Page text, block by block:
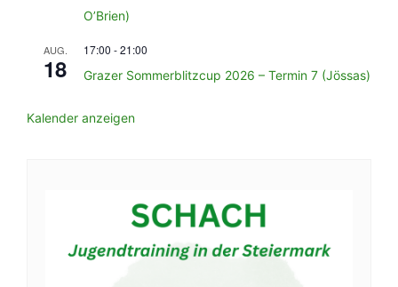
O’Brien)
AUG.
18
17:00 -21:00
Grazer Sommerblitzcup 2026 – Termin 7 (Jössas)
Kalender anzeigen